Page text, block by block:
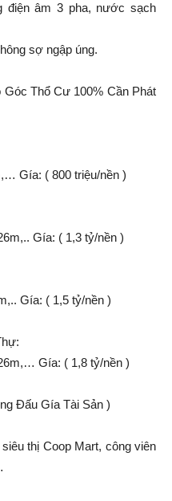
điện âm 3 pha, nước sạch
sợ ngập úng.
Thổ Cư 100% Cần Phát
Gía: ( 800 triệu/nền )
Gía: ( 1,3 tỷ/nền )
Gía: ( 1,5 tỷ/nền )
Gía: ( 1,8 tỷ/nền )
Đấu Gía Tài Sản )
thị Coop Mart, công viên